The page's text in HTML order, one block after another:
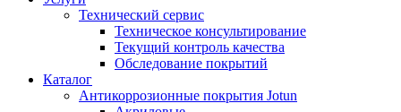
Технический сервис
Техническое консультирование
Текущий контроль качества
Обследование покрытий
Каталог
Антикоррозионные покрытия Jotun